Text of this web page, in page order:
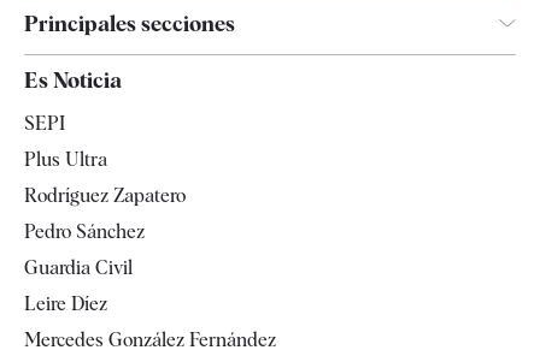
Principales secciones
Televisión
Es Noticia
SEPI
Plus Ultra
Rodríguez Zapatero
Pedro Sánchez
Guardia Civil
Leire Díez
Mercedes González Fernández